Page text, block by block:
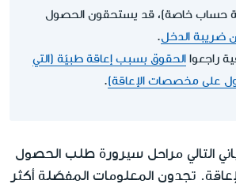
خاصة)، قد يستحقون الحصول
ضريبة الدخل.
راجعوا الحقوق بسبب إعاقة طبيّة (التي
على مخصصات الإعاقة).
التالي مراحل سيرورة طلب الحصول
تجدون المعلومات المفصّلة أكثر